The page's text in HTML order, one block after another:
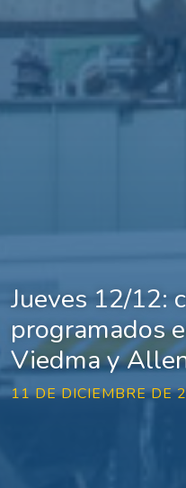
Jueves 12/12:
programados
Viedma y
11 DE DICIEMBRE DE